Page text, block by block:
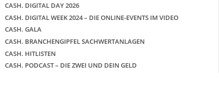
CASH. DIGITAL DAY 2026
CASH. DIGITAL WEEK 2024 – DIE ONLINE-EVENTS IM VIDEO
CASH. GALA
CASH. BRANCHENGIPFEL SACHWERTANLAGEN
CASH. HITLISTEN
CASH. PODCAST – DIE ZWEI UND DEIN GELD